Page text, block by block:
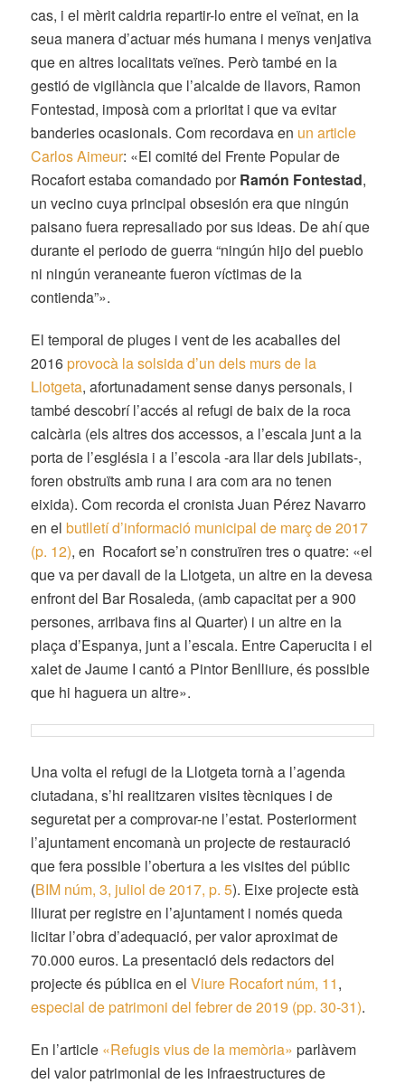
cas, i el mèrit caldria repartir-lo entre el veïnat, en la
seua manera d’actuar més humana i menys venjativa
que en altres localitats veïnes. Però també en la
gestió de vigilància que l’alcalde de llavors, Ramon
Fontestad, imposà com a prioritat i que va evitar
banderies ocasionals. Com recordava en un article
Carlos Aimeur: «El comité del Frente Popular de
Rocafort estaba comandado porRamón Fontestad,
un vecino cuya principal obsesión era que ningún
paisano fuera represaliado por sus ideas. De ahí que
durante el periodo de guerra “ningún hijo del pueblo
ni ningún veraneante fueron víctimas de la
contienda”».
El temporal de pluges i vent de les acaballes del
2016provocà la solsida d’un dels murs de la
Llotgeta, afortunadament sense danys personals, i
també descobrí l’accés al refugi de baix de la roca
calcària (els altres dos accessos, a l’escala junt a la
porta de l’església i a l’escola -ara llar dels jubilats-,
foren obstruïts amb runa i ara com ara no tenen
eixida). Com recorda el cronista Juan Pérez Navarro
en elbutlletí d’informació municipal de març de 2017
(p. 12), en Rocafort se’n construïren tres o quatre: «el
que va per davall de la Llotgeta, un altre en la devesa
enfront del Bar Rosaleda, (amb capacitat per a 900
persones, arribava fins al Quarter) i un altre en la
plaça d’Espanya, junt a l’escala. Entre Caperucita i el
xalet de Jaume I cantó a Pintor Benlliure, és possible
que hi haguera un altre».
Una volta el refugi de la Llotgeta tornà a l’agenda
ciutadana, s’hi realitzaren visites tècniques i de
seguretat per a comprovar-ne l’estat. Posteriorment
l’ajuntament encomanà un projecte de restauració
que fera possible l’obertura a les visites del públic
(BIM núm, 3, juliol de 2017, p. 5). Eixe projecte està
lliurat per registre en l’ajuntament i només queda
licitar l’obra d’adequació, per valor aproximat de
70.000 euros. La presentació dels redactors del
projecte és pública en elViure Rocafort núm, 11,
especial de patrimoni del febrer de 2019 (pp. 30-31).
En l’article «Refugis vius de la memòria» parlàvem
del valor patrimonial de les infraestructures de